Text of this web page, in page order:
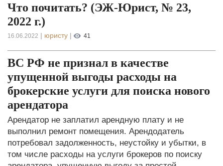
Что почитать? (ЭЖ-Юрист, № 23,
2022 г.)
16.06.2022 | юристу | 41
ВС РФ не признал в качестве
упущенной выгоды расходы на
брокерские услуги для поиска нового
арендатора
Арендатор не заплатил арендную плату и не
выполнил ремонт помещения. Арендодатель
потребовал задолженность, неустойку и убытки, в
том числе расходы на услуги брокеров по поиску